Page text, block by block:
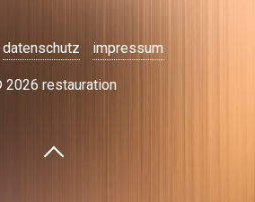
datenschutz impressum
2026 restauration